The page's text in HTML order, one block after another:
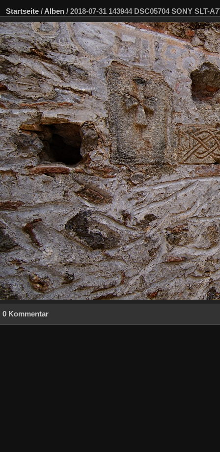
Startseite / Alben / 2018-07-31 143944 DSC05704 SONY SLT-
0 Kommentar